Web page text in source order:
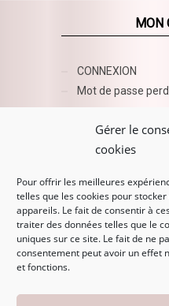
Gérer le
cookies
Pour offrir les meilleures
telles que les cookies pour
appareils. Le fait de consentir à
traiter des données telles que le
uniques sur ce site. Le fait de ne
consentement peut avoir un effet
et fonctions.
MON
CONNEXION
Mot de passe
AZUR